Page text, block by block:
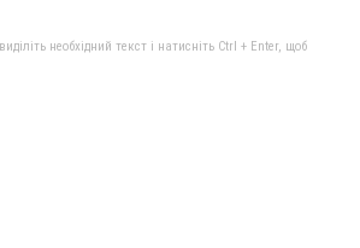
необхідний текст і натисніть Ctrl + Enter, щоб